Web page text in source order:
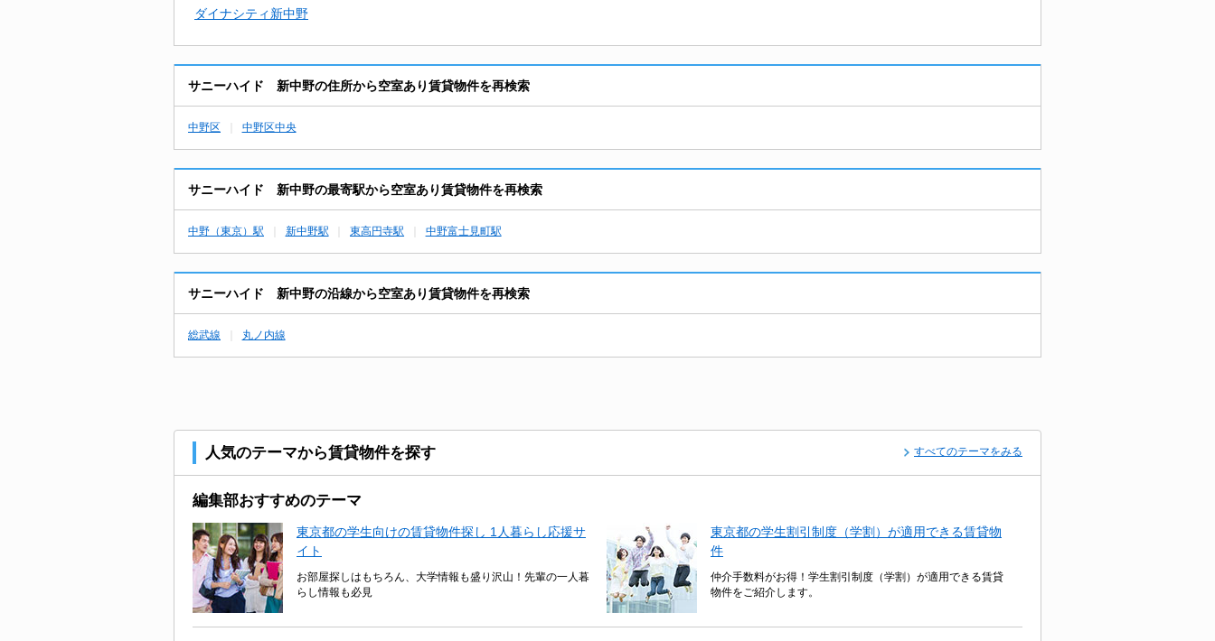
ダイナシティ新中野
サニーハイド 新中野の住所から空室あり賃貸物件を再検索
中野区 中野区中央
サニーハイド 新中野の最寄駅から空室あり賃貸物件を再検索
中野（東京）駅 新中野駅 東高円寺駅 中野富士見町駅
サニーハイド 新中野の沿線から空室あり賃貸物件を再検索
総武線 丸ノ内線
人気のテーマから賃貸物件を探す すべてのテーマをみる
編集部おすすめのテーマ
東京都の学生向けの賃貸物件探し 1人暮らし応援サ
イト
お部屋探しはもちろん、大学情報も盛り沢山！先輩の一人暮
らし情報も必見
東京都の学生割引制度（学割）が適用できる賃貸物
件
仲介手数料がお得！学生割引制度（学割）が適用できる賃貸
物件をご紹介します。